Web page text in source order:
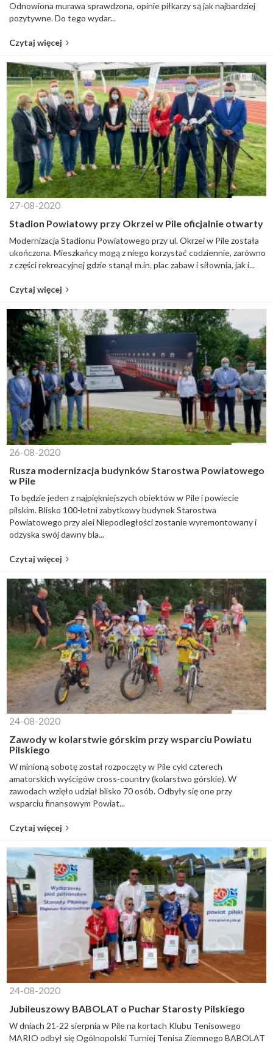
Odnowiona murawa sprawdzona, opinie piłkarzy są jak najbardziej
pozytywne. Do tego wydar...
Czytaj więcej
27-08-2020
Stadion Powiatowy przy Okrzei w Pile oficjalnie otwarty
Modernizacja Stadionu Powiatowego przy ul. Okrzei w Pile została
ukończona. Mieszkańcy mogą z niego korzystać codziennie, zarówno
z części rekreacyjnej gdzie stanął m.in. plac zabaw i siłownia, jak i...
Czytaj więcej
26-08-2020
Rusza modernizacja budynków Starostwa Powiatowego
w Pile
To będzie jeden z najpiękniejszych obiektów w Pile i powiecie
pilskim. Blisko 100-letni zabytkowy budynek Starostwa
Powiatowego przy alei Niepodległości zostanie wyremontowany i
odzyska swój dawny bla...
Czytaj więcej
24-08-2020
Zawody w kolarstwie górskim przy wsparciu Powiatu
Pilskiego
W minioną sobotę został rozpoczęty w Pile cykl czterech
amatorskich wyścigów cross-country (kolarstwo górskie). W
zawodach wzięło udział blisko 70 osób. Odbyły się one przy
wsparciu finansowym Powiat...
Czytaj więcej
24-08-2020
Jubileuszowy BABOLAT o Puchar Starosty Pilskiego
W dniach 21-22 sierpnia w Pile na kortach Klubu Tenisowego
MARIO odbył się Ogólnopolski Turniej Tenisa Ziemnego BABOLAT